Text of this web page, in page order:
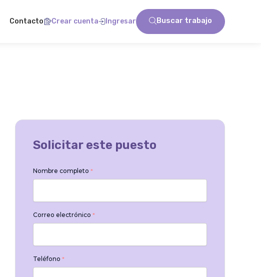
Contacto Crear cuenta Ingresar Buscar trabajo
Solicitar este puesto
Nombre completo *
Correo electrónico *
Teléfono *